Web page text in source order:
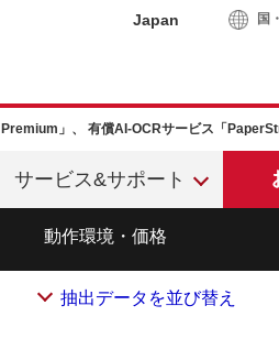
Japan 国
」、 有償AI-OCRサービス「
サービス&サポート
動作環境・価格
抽出データを並び替え